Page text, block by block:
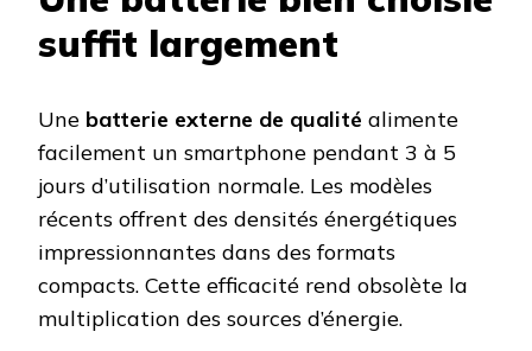
suffit largement
Une batterie externe de qualité alimente
facilement un smartphone pendant 3 à 5
jours d’utilisation normale. Les modèles
récents offrent des densités énergétiques
impressionnantes dans des formats
compacts. Cette efficacité rend obsolète la
multiplication des sources d’énergie.